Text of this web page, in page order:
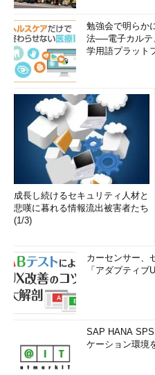
勉強会で明らか
法──電子カルテ
学用語プラット
成長し続けるセキュリティ人材と
悲嘆に暮れる情報流出被害者たち
(1/3)
カーセンサー、
「アダプティブ
SAP HANA
ケーション環境